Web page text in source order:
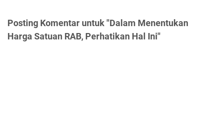
Posting Komentar untuk "Dalam Menentukan
Harga Satuan RAB, Perhatikan Hal Ini"